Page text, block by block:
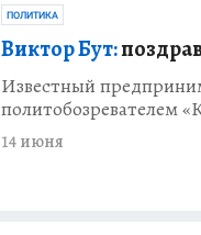
ПОЛИТИКА
Виктор Бут:
Известный
политобозревателем
14 июня